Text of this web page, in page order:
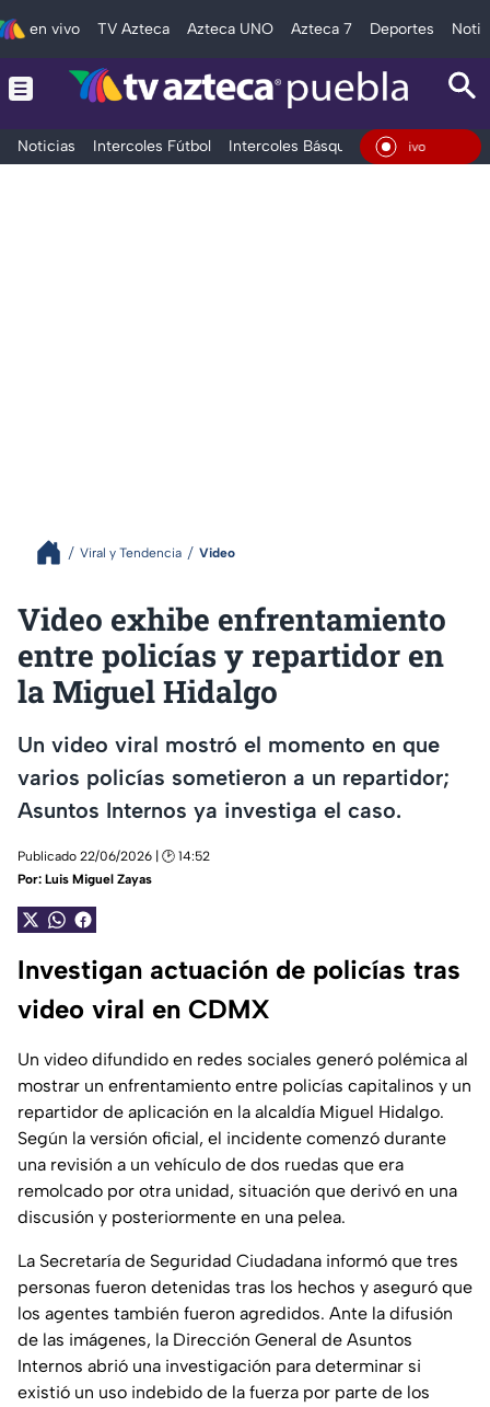
en vivo TV Azteca Azteca UNO Azteca 7 Deportes
Noticias Intercoles Fútbol Intercoles Básquetbol Deportes
En Vivo
Viral y Tendencia Video
Video exhibe enfrentamiento
entre policías y repartidor en
la Miguel Hidalgo
Un video viral mostró el momento en que
varios policías sometieron a un repartidor;
Asuntos Internos ya investiga el caso.
Publicado 22/06/2026 | 🕑 14:52
Por: Luis Miguel Zayas
Investigan actuación de policías tras
video viral en CDMX
Un video difundido en redes sociales generó polémica al
mostrar un enfrentamiento entre policías capitalinos y un
repartidor de aplicación en la alcaldía Miguel Hidalgo.
Según la versión oficial, el incidente comenzó durante
una revisión a un vehículo de dos ruedas que era
remolcado por otra unidad, situación que derivó en una
discusión y posteriormente en una pelea.
La Secretaría de Seguridad Ciudadana informó que tres
personas fueron detenidas tras los hechos y aseguró que
los agentes también fueron agredidos. Ante la difusión
de las imágenes, la Dirección General de Asuntos
Internos abrió una investigación para determinar si
existió un uso indebido de la fuerza por parte de los